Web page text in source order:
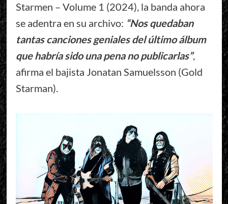
Starmen – Volume 1 (2024), la banda ahora
se adentra en su archivo: “Nos quedaban
tantas canciones geniales del último álbum
que habría sido una pena no publicarlas”,
afirma el bajista Jonatan Samuelsson (Gold
Starman).